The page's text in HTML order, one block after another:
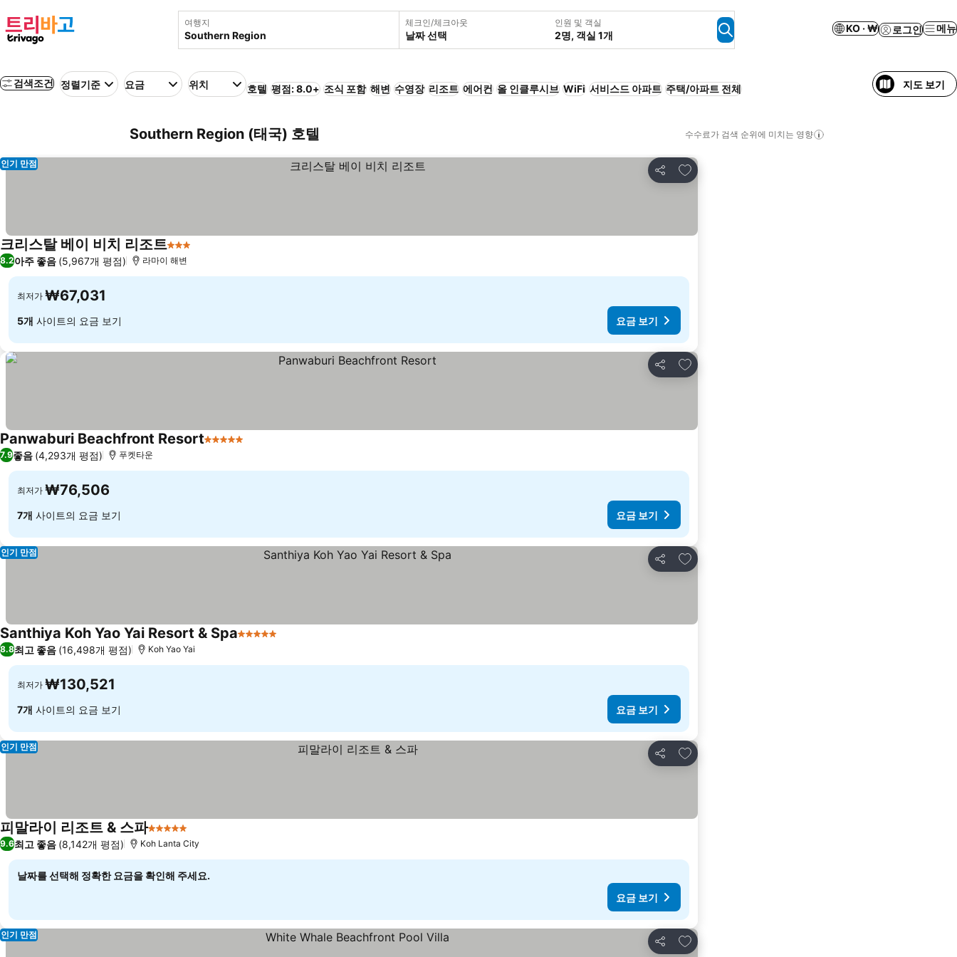
여행지 체크인/체크아웃
날짜 선택
인원 및 객실
2명, 객실 1개
KO · ₩ 로그인 메뉴
검색조건 정렬기준 요금 위치 호텔 평점: 8.0+ 조식 포함 해변 수영장 리조트 에어컨 올 인클루시브 WiFi 서비스드 아파트 주택/아파트 전체 지도 보기
Southern Region (태국) 호텔 수수료가 검색 순위에 미치는 영향
공유
즐겨찾기에 추가
인기 만점
크리스탈 베이 비치 리조트3 성급
8.2아주 좋음 (5,967개 평점) 라마이 해변
최저가 ₩67,031
5개 사이트의 요금 보기 요금 보기
공유
즐겨찾기에 추가
Panwaburi Beachfront Resort5 성급
7.9좋음 (4,293개 평점) 푸켓타운
최저가 ₩76,506
7개 사이트의 요금 보기 요금 보기
공유
즐겨찾기에 추가
인기 만점
Santhiya Koh Yao Yai Resort & Spa5 성급
8.8최고 좋음 (16,498개 평점) Koh Yao Yai
최저가 ₩130,521
7개 사이트의 요금 보기 요금 보기
공유
즐겨찾기에 추가
인기 만점
피말라이 리조트 & 스파5 성급
9.6최고 좋음 (8,142개 평점) Koh Lanta City
날짜를 선택해 정확한 요금을 확인해 주세요.
요금 보기
공유
즐겨찾기에 추가
인기 만점